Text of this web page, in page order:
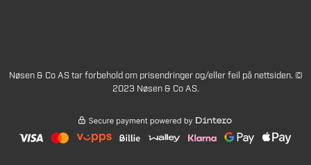
Nøsen & Co AS tar forbehold om prisendringer og/eller feil på nettsiden. ©
2023 Nøsen & Co AS.